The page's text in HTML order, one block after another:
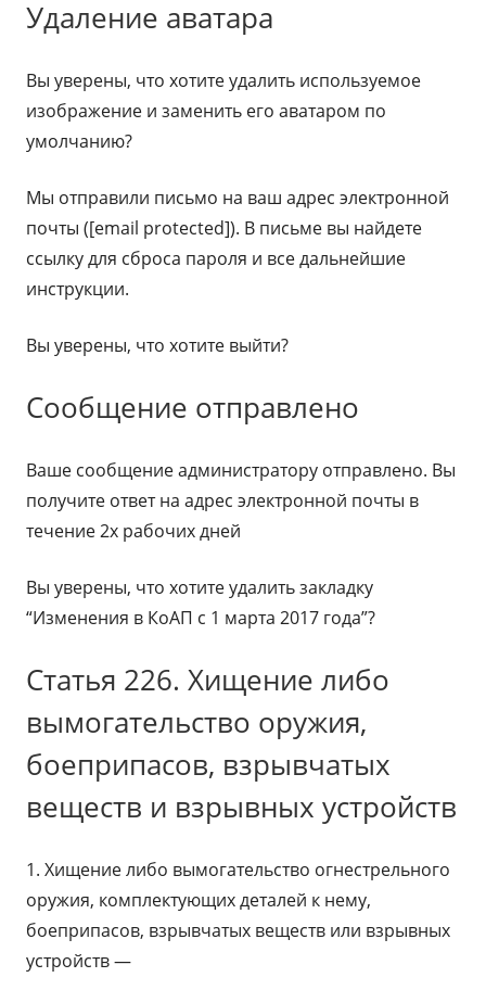
Удаление аватара
Вы уверены, что хотите удалить используемое
изображение и заменить его аватаром по
умолчанию?
Мы отправили письмо на ваш адрес электронной
почты ([email protected]). В письме вы найдете
ссылку для сброса пароля и все дальнейшие
инструкции.
Вы уверены, что хотите выйти?
Сообщение отправлено
Ваше сообщение администратору отправлено. Вы
получите ответ на адрес электронной почты в
течение 2х рабочих дней
Вы уверены, что хотите удалить закладку
“Изменения в КоАП с 1 марта 2017 года”?
Статья 226. Хищение либо
вымогательство оружия,
боеприпасов, взрывчатых
веществ и взрывных устройств
1. Хищение либо вымогательство огнестрельного
оружия, комплектующих деталей к нему,
боеприпасов, взрывчатых веществ или взрывных
устройств —